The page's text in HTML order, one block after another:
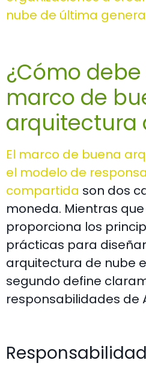
nube de última
¿Cómo debe
marco de
arquitectura
El marco de buena
el modelo de
compartida son dos
moneda. Mientras
proporciona los
prácticas para
arquitectura de nube
segundo define
responsabilidades de